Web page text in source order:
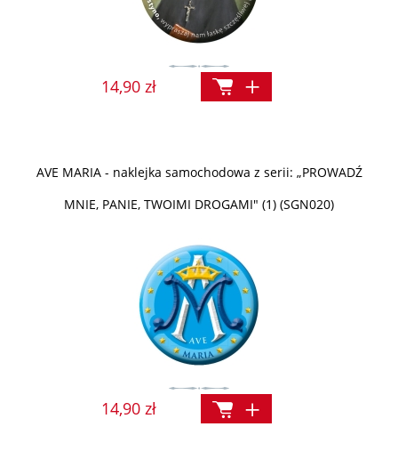
14,90 zł
AVE MARIA - naklejka samochodowa z serii: „PROWADŹ
MNIE, PANIE, TWOIMI DROGAMI" (1) (SGN020)
14,90 zł